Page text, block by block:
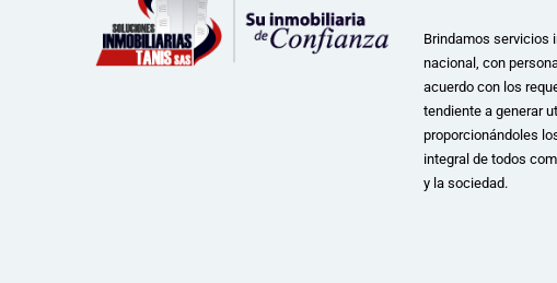
Brindamos servicios
nacional, con
acuerdo con los
tendiente a generar
proporcionándoles
integral de todos
y la sociedad.